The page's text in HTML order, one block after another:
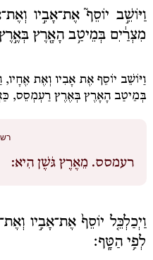
וַיּוֹשֵׁ֣ב יוֹסֵף֮ אֶת־אָבִ֣יו
מִצְרַ֔יִם בְּמֵיטַ֥ב הָאָ֖רֶץ
וַיּוֹשֵׁב יוֹסֵף אֶת אָבִיו וְאֶת
בְּמֵיטַב הָאָרֶץ בְּאֶרֶץ רַעְמְסֵס,
רעמסס. מֵאֶרֶץ גֹּשֶׁן הִיא:
וַיְכַלְכֵּ֤ל יוֹסֵף֙ אֶת־אָבִ֣יו
לְפִ֥י הַטָּֽף׃